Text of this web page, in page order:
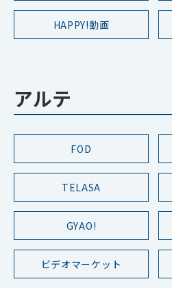
HAPPY!動画
アルテ
FOD
TELASA
GYAO!
ビデオマーケット